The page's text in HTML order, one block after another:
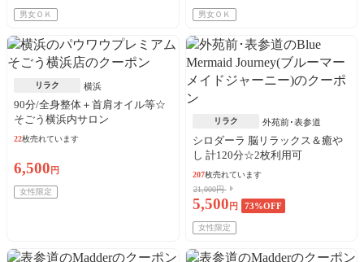
男女ＯＫ 男女ＯＫ
リラク 横浜
90分/全身整体＋首肩オイル等☆
そごう横浜内サロン
22枚売れています
6,500 円
女性限定
リラク 外苑前･表参道
シロダーラ 脳リラックス＆癒や
し 計120分☆2枚利用可
207枚売れています
21,000円
5,500 円 73%OFF
女性限定